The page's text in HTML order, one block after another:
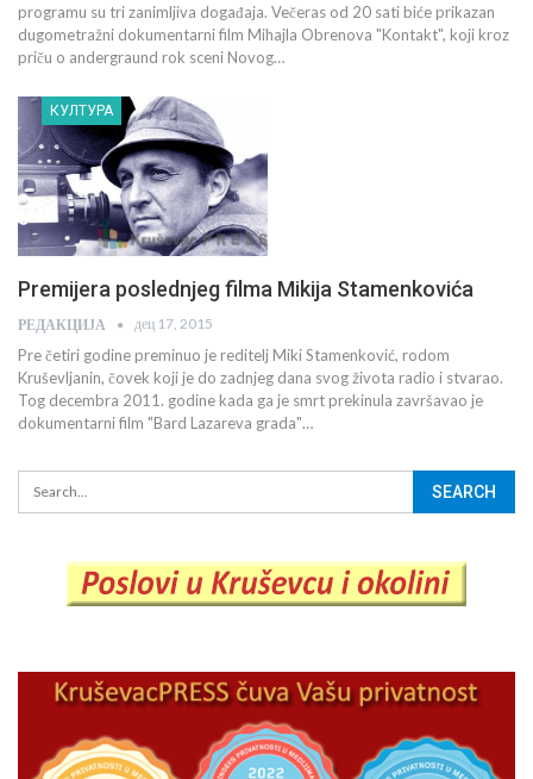
programu su tri zanimljiva događaja. Večeras od 20 sati biće prikazan
dugometražni dokumentarni film Mihajla Obrenova "Kontakt", koji kroz
priču o andergraund rok sceni Novog…
КУЛТУРА
Premijera poslednjeg filma Mikija Stamenkovića
РЕДАКЦИЈА дец 17, 2015
Pre četiri godine preminuo je reditelj Miki Stamenković, rodom
Kruševljanin, čovek koji je do zadnjeg dana svog života radio i stvarao.
Tog decembra 2011. godine kada ga je smrt prekinula završavao je
dokumentarni film "Bard Lazareva grada"…